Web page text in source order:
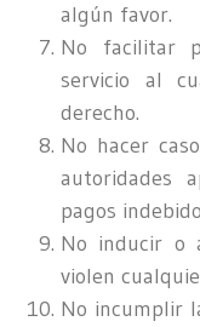
algún favor.
No facilitar
servicio al
derecho.
No hacer
autoridades
pagos
No inducir o
violen
No incumplir